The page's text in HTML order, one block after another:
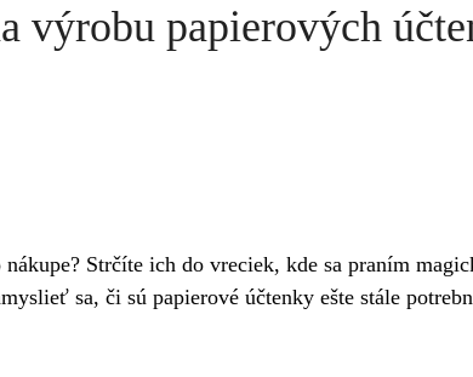
výrobu papierových
Strčíte ich do vreciek, kde sa praním
sa, či sú papierové účtenky ešte stále